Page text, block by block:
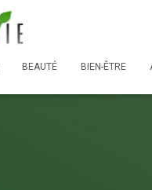
BEAUTÉ BIEN-ÊTRE